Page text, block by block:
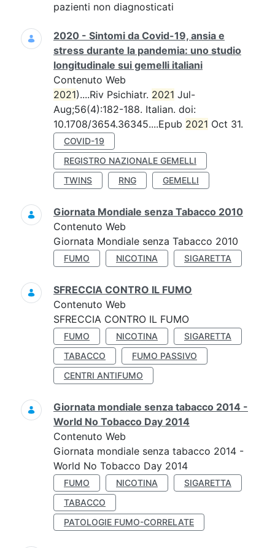
pazienti non diagnosticati
2020 - Sintomi da Covid-19, ansia e
stress durante la pandemia: uno studio
longitudinale sui gemelli italiani
Contenuto Web
2021)....Riv Psichiatr. 2021 Jul-
Aug;56(4):182-188. Italian. doi:
10.1708/3654.36345....Epub 2021 Oct 31.
COVID-19
REGISTRO NAZIONALE GEMELLI
TWINS
RNG GEMELLI
Giornata Mondiale senza Tabacco 2010
Contenuto Web
Giornata Mondiale senza Tabacco 2010
FUMO NICOTINA SIGARETTA
SFRECCIA CONTRO IL FUMO
Contenuto Web
SFRECCIA CONTRO IL FUMO
FUMO NICOTINA
SIGARETTA
TABACCO
FUMO PASSIVO
CENTRI ANTIFUMO
Giornata mondiale senza tabacco 2014 -
World No Tobacco Day 2014
Contenuto Web
Giornata mondiale senza tabacco 2014 -
World No Tobacco Day 2014
FUMO NICOTINA
SIGARETTA
TABACCO
PATOLOGIE FUMO-CORRELATE